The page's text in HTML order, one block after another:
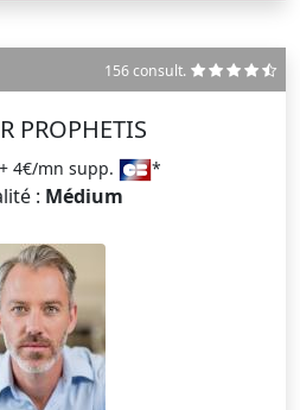
156 consult.
PROPHETIS
4€/mn supp. *
: Médium